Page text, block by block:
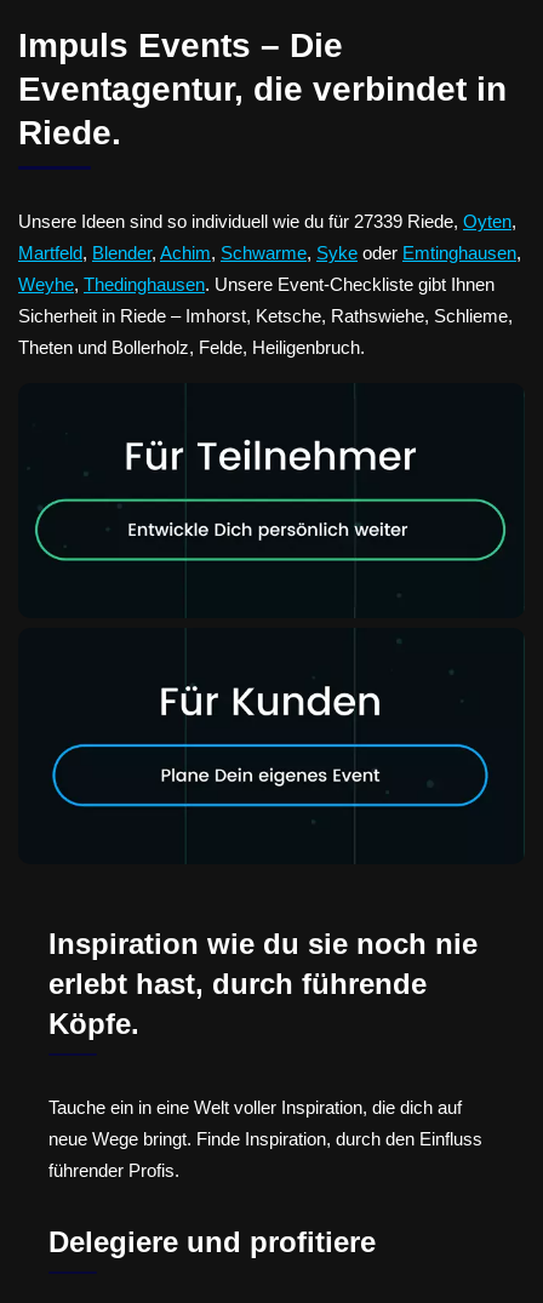
Impuls Events – Die
Eventagentur, die verbindet in
Riede.
Unsere Ideen sind so individuell wie du für 27339 Riede, Oyten,
Martfeld, Blender, Achim, Schwarme, Syke oder Emtinghausen,
Weyhe, Thedinghausen. Unsere Event-Checkliste gibt Ihnen
Sicherheit in Riede – Imhorst, Ketsche, Rathswiehe, Schlieme,
Theten und Bollerholz, Felde, Heiligenbruch.
Inspiration wie du sie noch nie
erlebt hast, durch führende
Köpfe.
Tauche ein in eine Welt voller Inspiration, die dich auf
neue Wege bringt. Finde Inspiration, durch den Einfluss
führender Profis.
Delegiere und profitiere